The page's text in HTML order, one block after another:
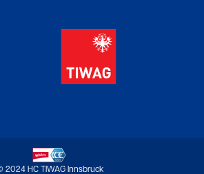
2024 HC TIWAG Innsbruck